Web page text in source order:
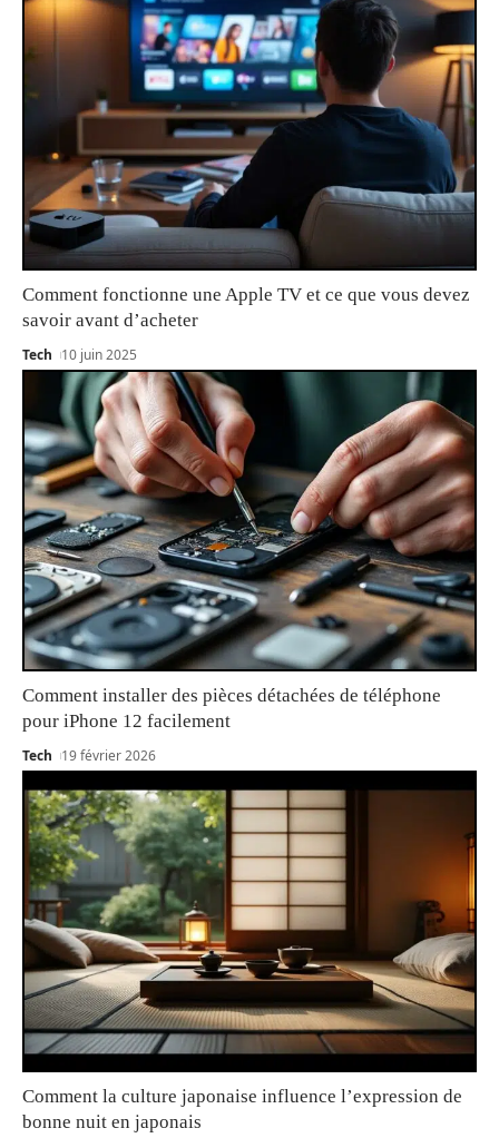
Comment fonctionne une Apple TV et ce que vous devez
savoir avant d’acheter
Tech 10 juin 2025
Comment installer des pièces détachées de téléphone
pour iPhone 12 facilement
Tech 19 février 2026
Comment la culture japonaise influence l’expression de
bonne nuit en japonais